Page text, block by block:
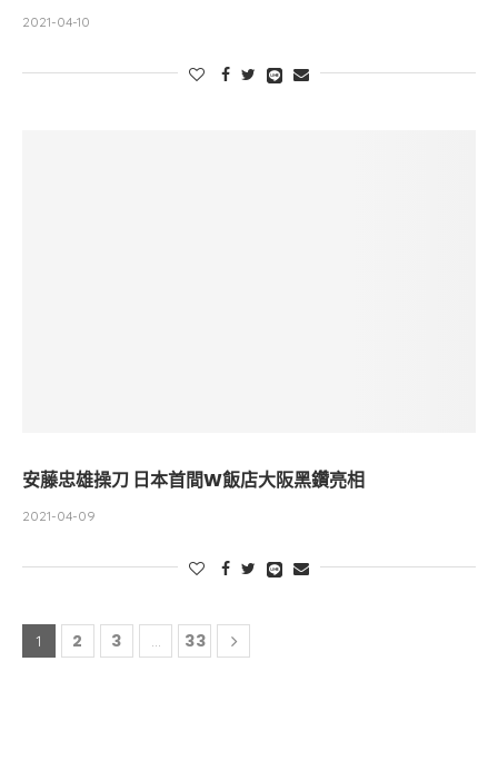
2021-04-10
安藤忠雄操刀 日本首間W飯店大阪黑鑽亮相
2021-04-09
1 2 3 ... 33